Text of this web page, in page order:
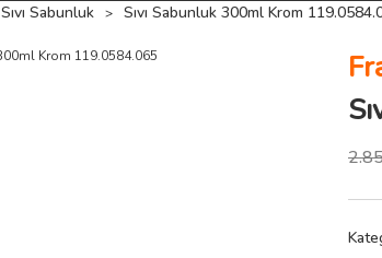
Sıvı Sabunluk Sıvı Sabunluk 300ml Krom